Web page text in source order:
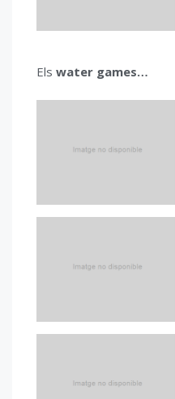
Els water games…